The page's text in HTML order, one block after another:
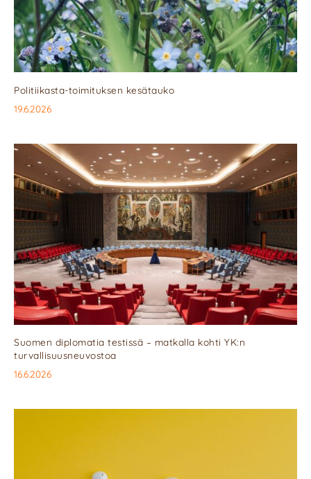
Politiikasta-toimituksen kesätauko
19.6.2026
Suomen diplomatia testissä – matkalla kohti YK:n
turvallisuusneuvostoa
16.6.2026